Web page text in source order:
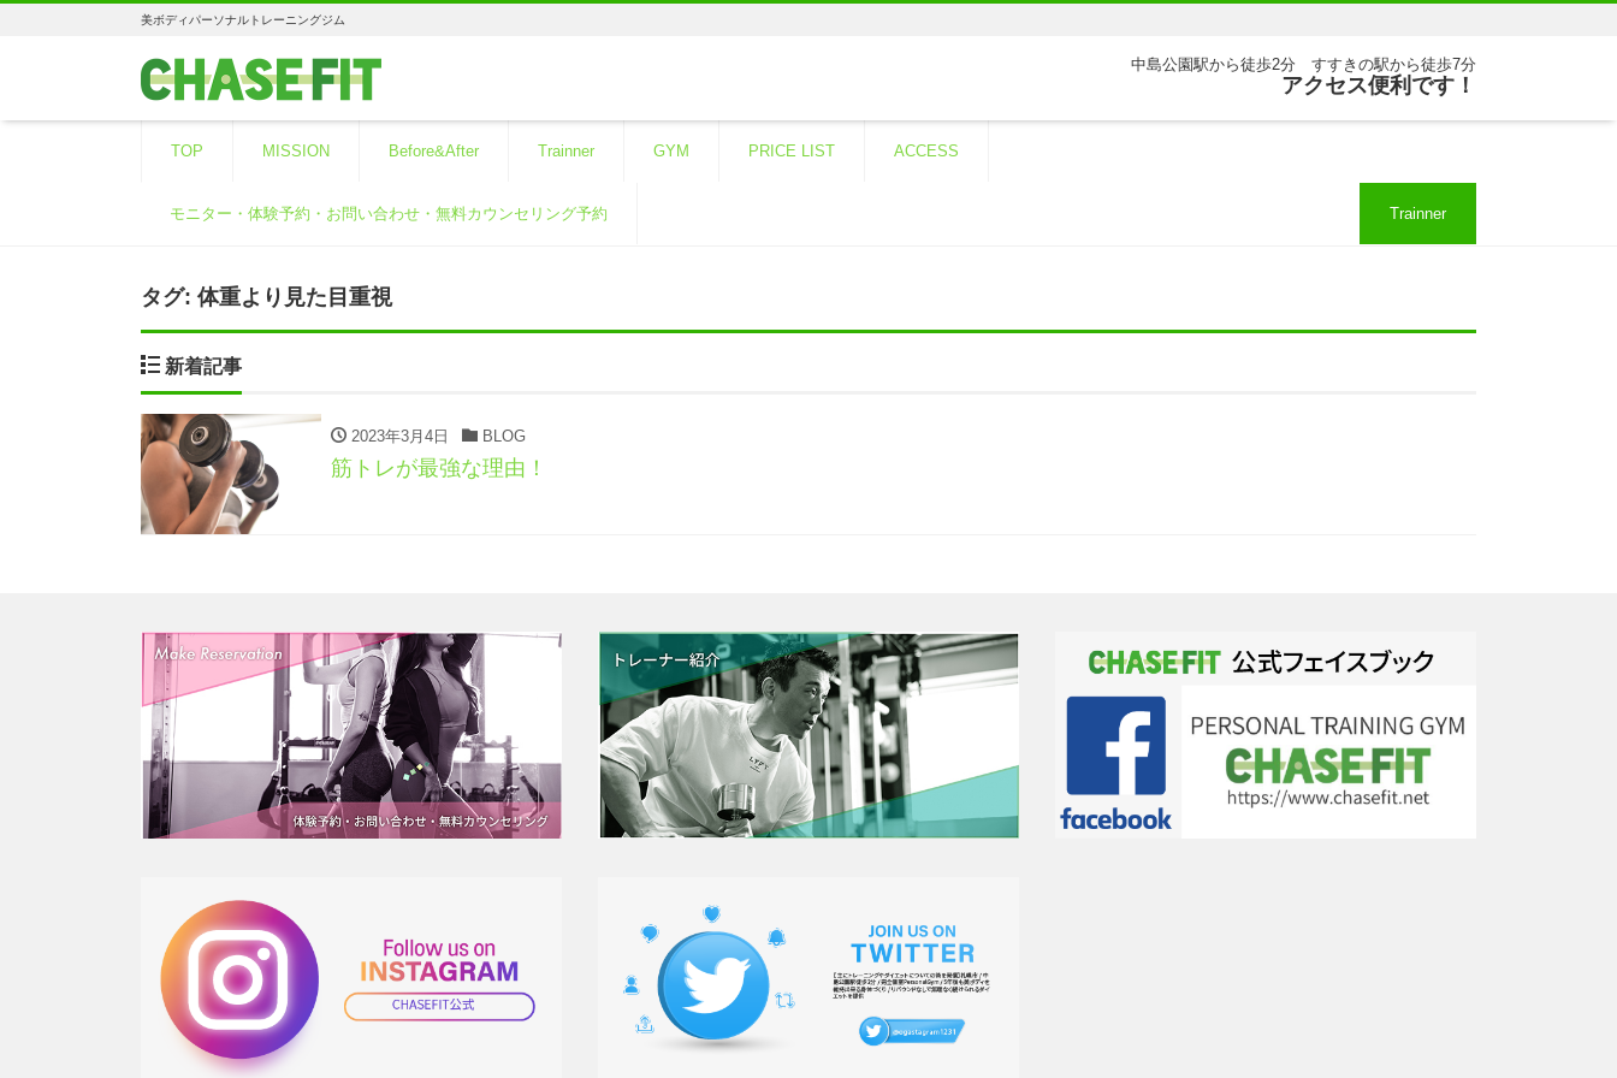
美ボディパーソナルトレーニングジム
中島公園駅から徒歩2分 すすきの駅から徒歩7分
アクセス便利です！
TOP MISSION Before&After Trainner GYM PRICE LIST ACCESS
モニター・体験予約・お問い合わせ・無料カウンセリング予約 Trainner
タグ: 体重より見た目重視
新着記事
2023年3月4日 BLOG
筋トレが最強な理由！